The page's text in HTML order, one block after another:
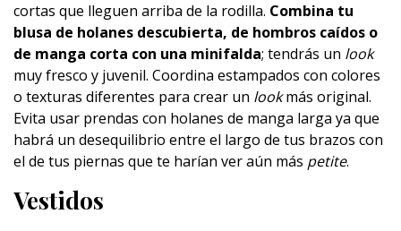
cortas que lleguen arriba de la rodilla. Combina tu
blusa de holanes descubierta, de hombros caídos o
de manga corta con una minifalda; tendrás un look
muy fresco y juvenil. Coordina estampados con colores
o texturas diferentes para crear un lookmás original.
Evita usar prendas con holanes de manga larga ya que
habrá un desequilibrio entre el largo de tus brazos con
el de tus piernas que te harían ver aún más petite.
Vestidos